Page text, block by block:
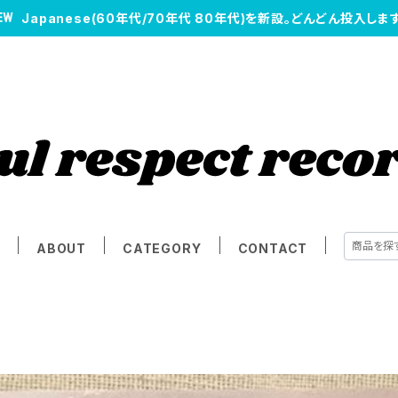
Japanese(60年代/70年代 80年代)を新設。どんどん投入します
ABOUT CATEGORY CONTACT